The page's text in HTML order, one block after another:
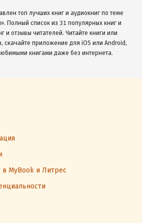
топ лучших книг и аудиокниг по теме
Полный список из 31 популярных книг и
и отзывы читателей. Читайте книги или
скачайте приложение для iOS или Android,
книгами даже без интернета.
в MyBook и Литрес